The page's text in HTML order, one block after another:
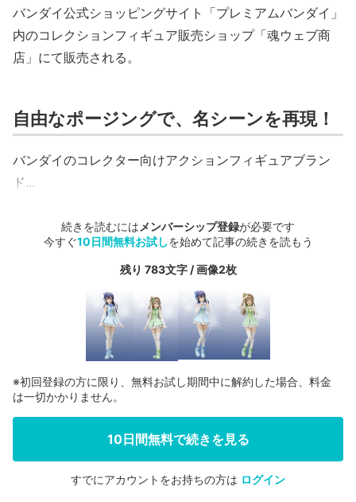
バンダイ公式ショッピングサイト「プレミアムバンダイ」
内のコレクションフィギュア販売ショップ「魂ウェブ商
店」にて販売される。
自由なポージングで、名シーンを再現！
バンダイのコレクター向けアクションフィギュアブラン
ド...
続きを読むにはメンバーシップ登録が必要です
今すぐ10日間無料お試しを始めて記事の続きを読もう
残り 783文字 / 画像2枚
会員登録する
※初回登録の方に限り、無料お試し期間中に解約した場合、料金
は一切かかりません。
10日間無料で続きを見る
すでにアカウントをお持ちの方は ログイン